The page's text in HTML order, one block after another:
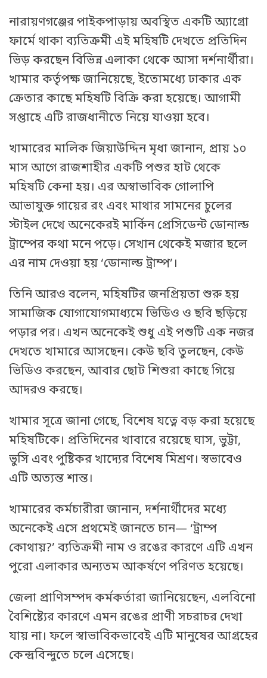
নারায়ণগঞ্জের পাইকপাড়ায় অবস্থিত একটি অ্যাগ্রো
ফার্মে থাকা ব্যতিক্রমী এই মহিষটি দেখতে প্রতিদিন
ভিড় করছেন বিভিন্ন এলাকা থেকে আসা দর্শনার্থীরা।
খামার কর্তৃপক্ষ জানিয়েছে, ইতোমধ্যে ঢাকার এক
ক্রেতার কাছে মহিষটি বিক্রি করা হয়েছে। আগামী
সপ্তাহে এটি রাজধানীতে নিয়ে যাওয়া হবে।
খামারের মালিক জিয়াউদ্দিন মৃধা জানান, প্রায় ১০
মাস আগে রাজশাহীর একটি পশুর হাট থেকে
মহিষটি কেনা হয়। এর অস্বাভাবিক গোলাপি
আভাযুক্ত গায়ের রং এবং মাথার সামনের চুলের
স্টাইল দেখে অনেকেরই মার্কিন প্রেসিডেন্ট ডোনাল্ড
ট্রাম্পের কথা মনে পড়ে। সেখান থেকেই মজার ছলে
এর নাম দেওয়া হয় ‘ডোনাল্ড ট্রাম্প’।
তিনি আরও বলেন, মহিষটির জনপ্রিয়তা শুরু হয়
সামাজিক যোগাযোগমাধ্যমে ভিডিও ও ছবি ছড়িয়ে
পড়ার পর। এখন অনেকেই শুধু এই পশুটি এক নজর
দেখতে খামারে আসছেন। কেউ ছবি তুলছেন, কেউ
ভিডিও করছেন, আবার ছোট শিশুরা কাছে গিয়ে
আদরও করছে।
খামার সূত্রে জানা গেছে, বিশেষ যত্নে বড় করা হয়েছে
মহিষটিকে। প্রতিদিনের খাবারে রয়েছে ঘাস, ভুট্টা,
ভুসি এবং পুষ্টিকর খাদ্যের বিশেষ মিশ্রণ। স্বভাবেও
এটি অত্যন্ত শান্ত।
খামারের কর্মচারীরা জানান, দর্শনার্থীদের মধ্যে
অনেকেই এসে প্রথমেই জানতে চান— ‘ট্রাম্প
কোথায়?’ ব্যতিক্রমী নাম ও রঙের কারণে এটি এখন
পুরো এলাকার অন্যতম আকর্ষণে পরিণত হয়েছে।
জেলা প্রাণিসম্পদ কর্মকর্তারা জানিয়েছেন, এলবিনো
বৈশিষ্ট্যের কারণে এমন রঙের প্রাণী সচরাচর দেখা
যায় না। ফলে স্বাভাবিকভাবেই এটি মানুষের আগ্রহের
কেন্দ্রবিন্দুতে চলে এসেছে।